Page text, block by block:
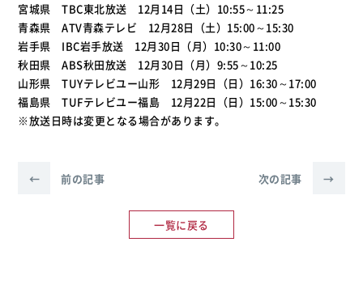
宮城県 TBC東北放送 12月14日（土）10:55～11:25
青森県 ATV青森テレビ 12月28日（土）15:00～15:30
岩手県 IBC岩手放送 12月30日（月）10:30～11:00
秋田県 ABS秋田放送 12月30日（月）9:55～10:25
山形県 TUYテレビユー山形 12月29日（日）16:30～17:00
福島県 TUFテレビユー福島 12月22日（日）15:00～15:30
※放送日時は変更となる場合があります。
← 前の記事
一覧に戻る
次の記事 →